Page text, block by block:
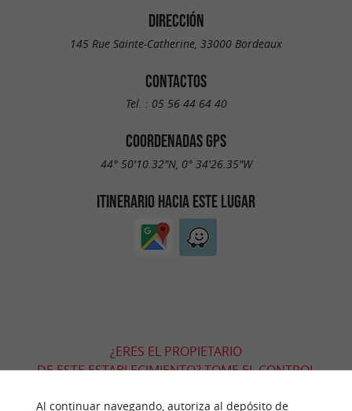
DIRECCIÓN
145 Rue Sainte-Catherine, 33000 Bordeaux
CONTACTOS
Tel. : 05 56 44 64 40
COORDENADAS GPS
44° 50'10.32"N, 0° 34'26.35"W
ITINERARIO HACIA ESTE LUGAR
¿ERES EL PROPIETARIO
DE ESTE ESTABLECIMIENTO? TOME EL CONTROL
Al continuar navegando, autoriza al depósito de